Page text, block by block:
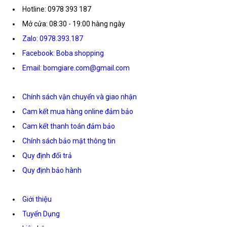
Hotline: 0978 393 187
Mở cửa: 08:30 - 19:00 hàng ngày
Zalo: 0978.393.187
Facebook: Boba shopping
Email: bomgiare.com@gmail.com
Chính sách vận chuyển và giao nhận
Cam kết mua hàng online đảm bảo
Cam kết thanh toán đảm bảo
Chính sách bảo mật thông tin
Quy định đổi trả
Quy định bảo hành
Giới thiệu
Tuyển Dụng